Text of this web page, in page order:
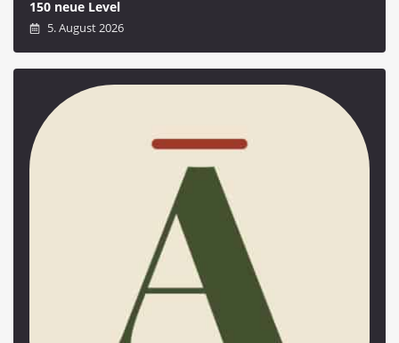
150 neue Level
5. August 2026